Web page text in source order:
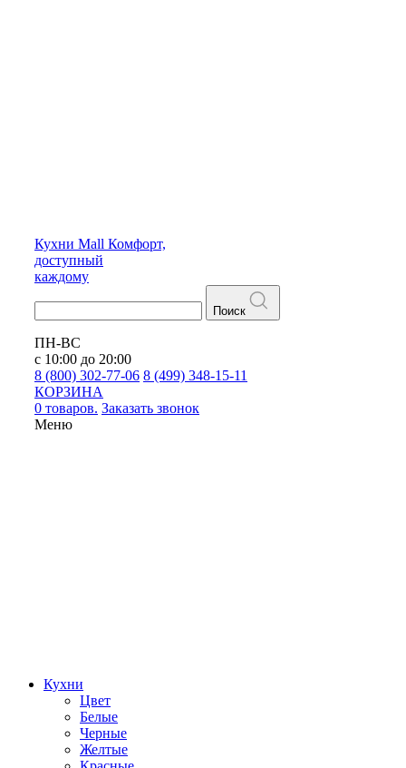
Кухни Mall Комфорт,
доступный
каждому
Поиск
ПН-ВС
с 10:00 до 20:00
8 (800) 302-77-06 8 (499) 348-15-11
КОРЗИНА
0 товаров. Заказать звонок
Меню
Кухни
Цвет
Белые
Черные
Желтые